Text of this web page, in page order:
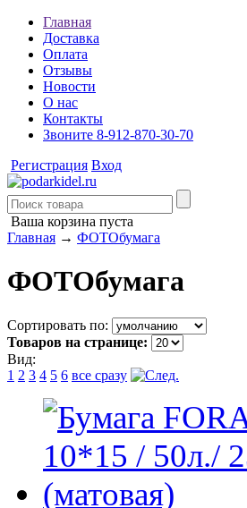
Главная
Доставка
Оплата
Отзывы
Новости
О нас
Контакты
Звоните 8-912-870-30-70
Регистрация Вход
Ваша корзина пуста
Главная → ФОТОбумага
ФОТОбумага
Сортировать по:
Товаров на странице:
Вид:
1 2 3 4 5 6 все сразу